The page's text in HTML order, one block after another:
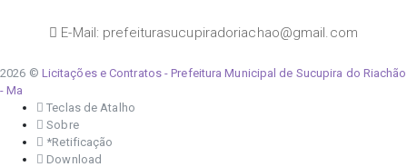
E-Mail: prefeiturasucupiradoriachao@gmail.com
2026 © Licitações e Contratos - Prefeitura Municipal de Sucupira do Riachão
- Ma
Teclas de Atalho
Sobre
*Retificação
Download